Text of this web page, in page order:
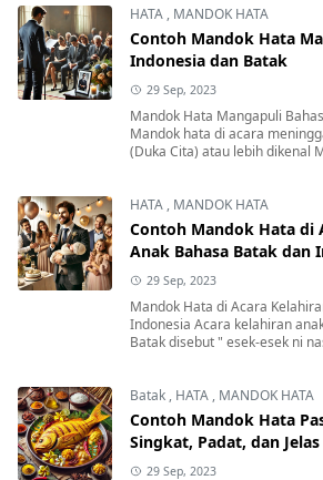
HATA , MANDOK HATA
Contoh Mandok Hata
Indonesia dan Batak
29 Sep, 2023
Mandok Hata Mangapuli
Mandok hata di acara
(Duka Cita) atau lebih dikenal
HATA , MANDOK HATA
Contoh Mandok Hata di
Anak Bahasa Batak dan
29 Sep, 2023
Mandok Hata di Acara
Indonesia Acara kelahiran
Batak disebut " esek-esek ni
Batak , HATA , MANDOK HATA
Contoh Mandok Hata
Singkat, Padat, dan Jelas
29 Sep, 2023